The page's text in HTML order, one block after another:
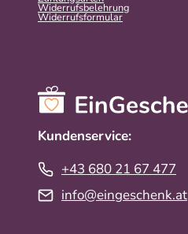
Widerrufsbelehrung
Widerrufs­formular
Kundenservice:
+43 680 21 67 477
info@eingeschenk.at